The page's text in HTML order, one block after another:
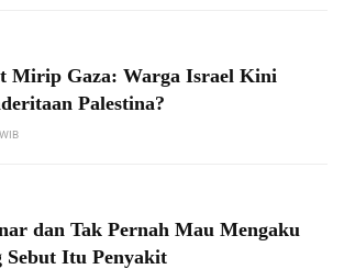
Mirip Gaza: Warga Israel Kini
Palestina?
dan Tak Pernah Mau Mengaku
Sebut Itu Penyakit